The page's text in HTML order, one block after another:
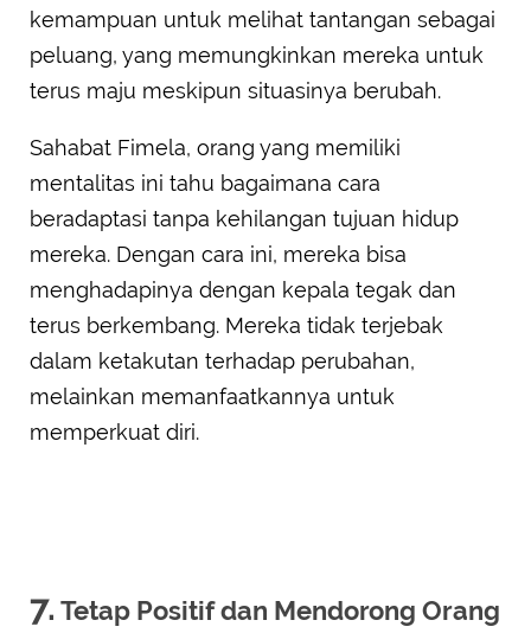
kemampuan untuk melihat tantangan sebagai
peluang, yang memungkinkan mereka untuk
terus maju meskipun situasinya berubah.
Sahabat Fimela, orang yang memiliki
mentalitas ini tahu bagaimana cara
beradaptasi tanpa kehilangan tujuan hidup
mereka. Dengan cara ini, mereka bisa
menghadapinya dengan kepala tegak dan
terus berkembang. Mereka tidak terjebak
dalam ketakutan terhadap perubahan,
melainkan memanfaatkannya untuk
memperkuat diri.
7. Tetap Positif dan Mendorong Orang